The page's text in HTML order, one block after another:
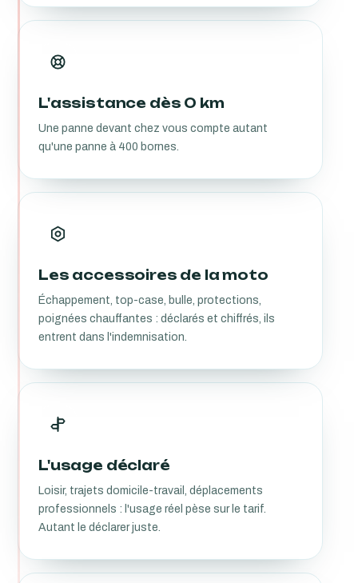
L'assistance dès 0 km
Une panne devant chez vous compte autant
qu'une panne à 400 bornes.
Les accessoires de la moto
Échappement, top-case, bulle, protections,
poignées chauffantes : déclarés et chiffrés, ils
entrent dans l'indemnisation.
L'usage déclaré
Loisir, trajets domicile-travail, déplacements
professionnels : l'usage réel pèse sur le tarif.
Autant le déclarer juste.